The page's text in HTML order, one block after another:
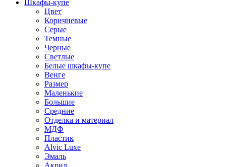
Шкафы-купе
Цвет
Коричневые
Серые
Темные
Черные
Светлые
Белые шкафы-купе
Венге
Размер
Маленькие
Большие
Средние
Отделка и материал
МДФ
Пластик
Alvic Luxe
Эмаль
Акрил